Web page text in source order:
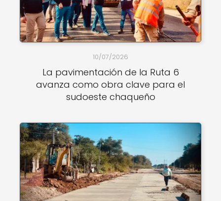
10/07/2026
La pavimentación de la Ruta 6
avanza como obra clave para el
sudoeste chaqueño